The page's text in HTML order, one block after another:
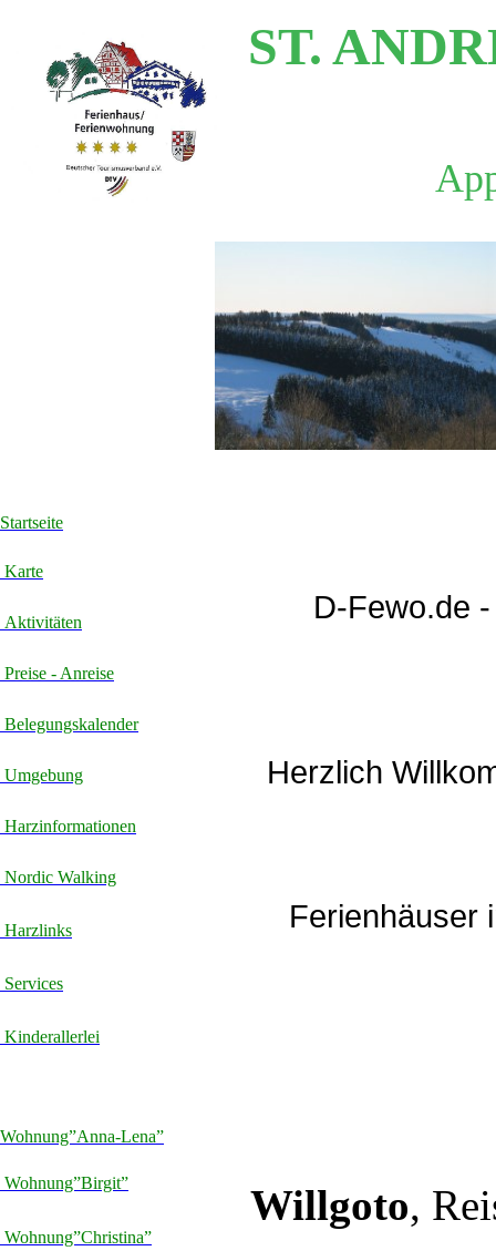
ST.
Startseite
Karte
Aktivitäten
Preise - Anreise
Belegungskalender
Umgebung
Harzinformationen
Nordic Walking
Harzlinks
Services
Kinderallerlei
Wohnung”Anna-Lena”
Wohnung”Birgit”
Wohnung”Christina”
D-Fewo.de
Herzlich
Ferienhäuser
Willgoto,